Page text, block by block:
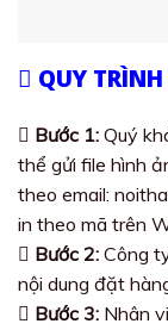
QUY
Bước 1: Quý
thể gửi file hình
theo email:
in theo mã trên
Bước 2: Công
nội dung đặt
Bước 3: Nhân